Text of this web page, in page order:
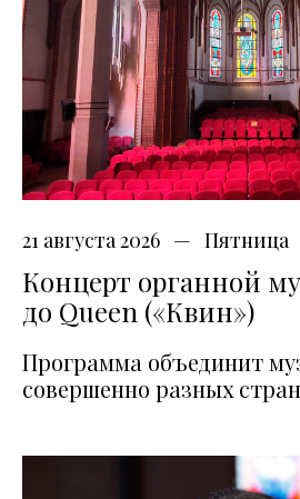
21 августа 2026 Пятница
Концерт органной
до Queen («Квин»)
Программа объединит
совершенно разных